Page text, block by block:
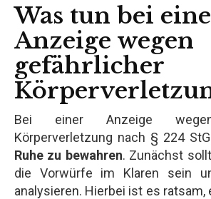
Was tun bei
Anzeige wegen
gefährlicher
Bei einer Anzeige
Körperverletzung nach § 224
Ruhe zu bewahren. Zunächst
die Vorwürfe im Klaren sein
analysieren. Hierbei ist es ratsam,